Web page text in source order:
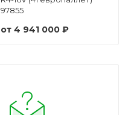
97855
от 4 941 000 ₽